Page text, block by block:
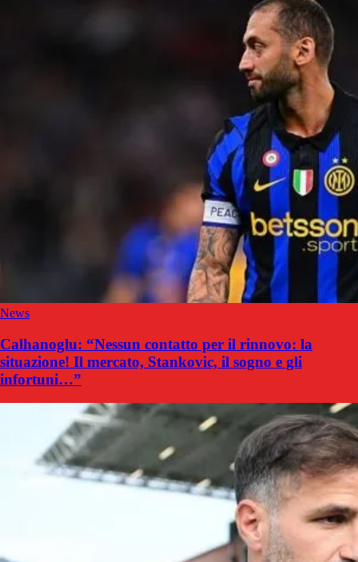
News
Calhanoglu: “Nessun contatto per il rinnovo: la
situazione! Il mercato, Stankovic, il sogno e gli
infortuni…”